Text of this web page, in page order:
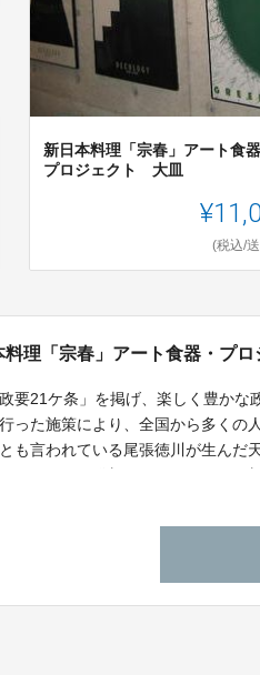
新日本料理「宗春」アート食器
プロジェクト 大皿
(税込/
料理「宗春」アート食器・プロ
政要21ケ条」を掲げ、楽しく豊か
った施策により、全国から多くの
も言われている尾張徳川が生んだ
ャレンジしたいと思います。